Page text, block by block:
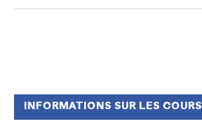
INFORMATIONS SUR LES COURS